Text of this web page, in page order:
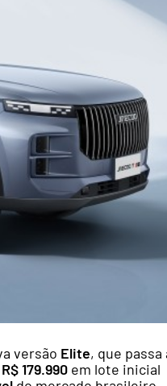
versão Elite, que passa
R$ 179.990 em lote inicial